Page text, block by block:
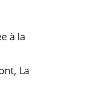
à la
La